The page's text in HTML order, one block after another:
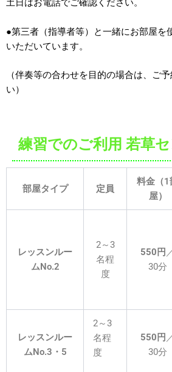
土日はお電話でご確認ください。
●第三者（指導者等）と一緒にお部屋を
いただいています。
（伴奏等の合わせを目的の場合は、ご
い）
練習でのご利用 若草
部屋タイプ 定員
料金（1
屋）
レッスンルー
ムNo.2
2～3
名程
度
550円
30分
レッスンルー
ムNo.3・5
2～3
名程
度
550円
30分